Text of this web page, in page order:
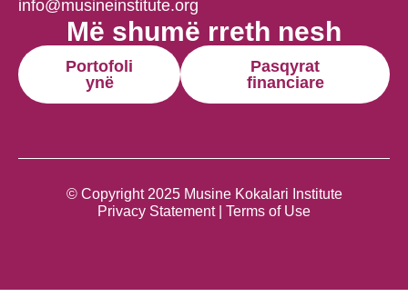
info@musineinstitute.org
Më shumë rreth nesh
Portofoli
ynë
Pasqyrat
financiare
© Copyright 2025 Musine Kokalari Institute
Privacy Statement | Terms of Use